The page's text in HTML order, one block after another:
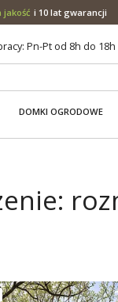
jakość i 10 lat gwarancji
Pn-Pt od 8h do 18h
DOMKI OGRODOWE